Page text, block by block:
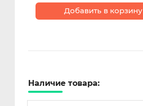
Добавить в корзину
Наличие товара: